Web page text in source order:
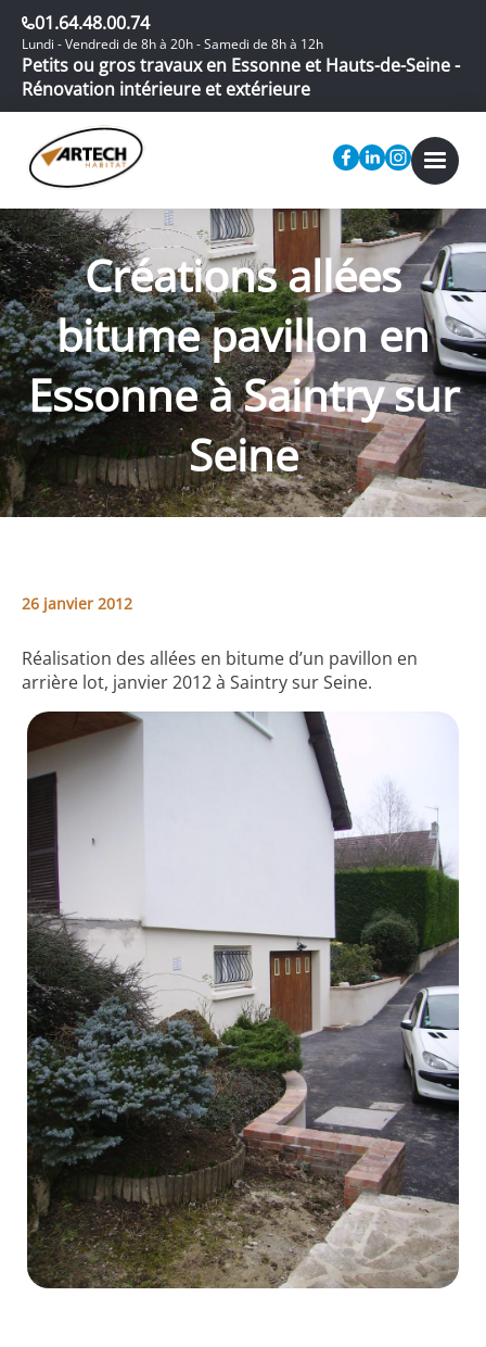
01.64.48.00.74
Lundi - Vendredi de 8h à 20h - Samedi de 8h à 12h
Petits ou gros travaux en Essonne et Hauts-de-Seine -
Rénovation intérieure et extérieure
Créations allées
bitume pavillon en
Essonne à Saintry sur
Seine
26 janvier 2012
Réalisation des allées en bitume d’un pavillon en
arrière lot, janvier 2012 à Saintry sur Seine.